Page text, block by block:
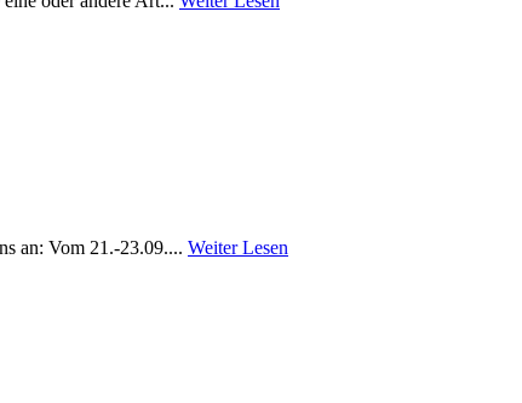
an: Vom 21.-23.09.... Weiter Lesen